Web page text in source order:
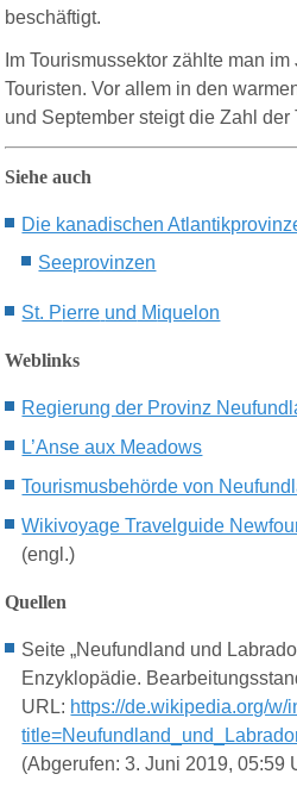
beschäftigt.
Im Tourismussektor zählte man im
Touristen. Vor allem in den
und September steigt die Zahl der
Siehe auch
Die kanadischen
Seeprovinzen
St. Pierre und Miquelon
Weblinks
Regierung der Provinz
L’Anse aux Meadows
Tourismusbehörde von
Wikivoyage Travelguide
(engl.)
Quellen
Seite „Neufundland und
Enzyklopädie.
URL: https://de.wikipedia.org/w/
(Abgerufen: 3. Juni 2019, 05:59